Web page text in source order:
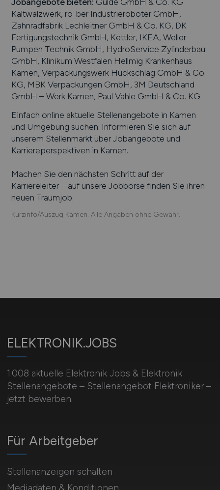
Kaltwalzwerk, ro-ber Industrieroboter GmbH,
Zahnradfabrik Lechleitner GmbH & Co. KG, DK
Fertigungstechnik GmbH, Kettler, IKEA, Weller
Pumpen Technik GmbH, HydroService Zylinderbau
GmbH, Klinikum Westfalen Hellmig Krankenhaus
Kamen, Verpackungswerk Huckschlag GmbH & Co.
KG, MBK Verpackungen GmbH, 3M Deutschland
GmbH – Werk Kamen, Paul Vahle GmbH & Co. KG
Einfach online aktuelle Stellenangebote in Kamen
und Umgebung suchen. Informieren Sie sich auf
unserem Stellenmarkt über Jobangebote und
Karriereperspektiven in Kamen.
Machen Sie den nächsten Schritt auf der
Karriereleiter – auf unsere Jobbörse finden Sie ihren
neuen Traumjob.
Kurzinfo/Auszug Kamen. Alle Angaben ohne Gewähr.
ELEKTRONIK.JOBS
1.008 aktuelle Elektronik Jobs & Elektronik
Stellenangebote – Stellenangebot Elektroniker –
jetzt bewerben.
Für Arbeitgeber
Stellenanzeigen schalten